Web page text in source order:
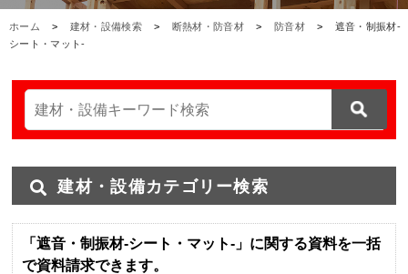
ホーム > 建材・設備検索 > 断熱材・防音材 > 防音材 >
遮音・制振材-
シート・マット-
建材・設備カテゴリー検索
「遮音・制振材-シート・マット-」に関する資料を一括
で資料請求できます。